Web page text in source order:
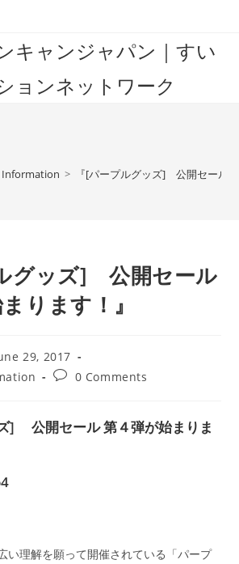
キャンジャパン｜すい
ョンネットワーク
Information > 『[パープルグッズ] 公開セール
グッズ] 公開セール
ります！』
29, 2017
Post0 Comments
] 公開セール 第４弾が始まりま
い理解を願って開催されている「パープ